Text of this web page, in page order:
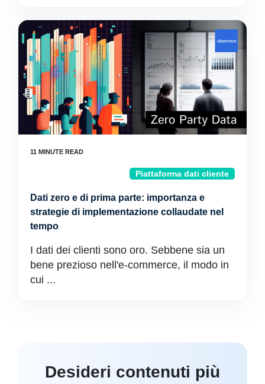
Piattaforma dati cliente
Dati zero e di prima parte: importanza e
strategie di implementazione collaudate nel
tempo
I dati dei clienti sono oro. Sebbene sia un
bene prezioso nell'e-commerce, il modo in
cui ...
Desideri contenuti più